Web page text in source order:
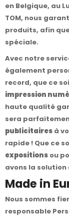
en Belgique, au
TOM, nous
produits, afin
spéciale.
Avec notre
également
record, que ce
impression
haute qualité
sera
publicitaires à
rapide ! Que ce
expositions ou
avons la
Made in
Nous sommes
responsable